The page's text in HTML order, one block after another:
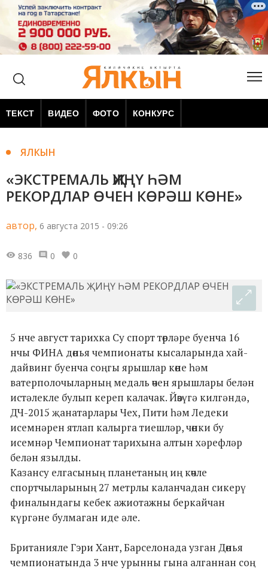
ТЕКСТ ВИДЕО ФОТО КОНКУРС
ЯЛКЫН
«ЭКСТРЕМАЛЬ ҖИҢҮ ҺӘМ
РЕКОРДЛАР ӨЧЕН КӨРӘШ КӨНЕ»
автор, 6 августа 2015 - 09:26
836 0 0
5 нче август тарихка Су спорт төрләре буенча 16
нчы ФИНА дөнья чемпионаты кысаларында хай-
дайвинг буенча соңгы ярышлар көне һәм
ватерполочыларның медаль өчен ярышлары белән
истәлекле булып кереп калачак. Йөзүгә килгәндә,
ДЧ-2015 җанатарлары Чех, Пити һәм Ледеки
исемнәрен ятлап калырга тиешләр, чөнки бу
исемнәр Чемпионат тарихына алтын хәрефләр
белән язылды.
Казансу елгасының планетаның иң көчле
спортчыларының 27 метрлы каланчадан сикерү
финалындагы кебек ажиотажны беркайчан
күргәне булмаган иде әле.
Британияле Гэри Хант, Барселонада узган Дөнья
чемпионатында 3 нче урынны гына алганнан соң